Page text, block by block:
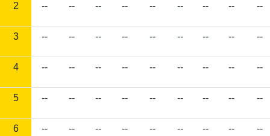
2 -- -- -- -- -- -- -- -- --
3 -- -- -- -- -- -- -- -- --
4 -- -- -- -- -- -- -- -- --
5 -- -- -- -- -- -- -- -- --
6 -- -- -- -- -- -- -- -- --